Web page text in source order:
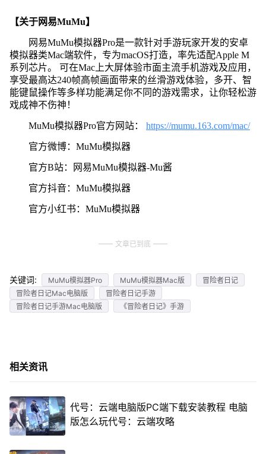
【关于网易MuMu】
网易MuMu模拟器Pro是一款针对手游玩家开发的安卓
模拟器类Mac端软件，专为macOS打造，率先适配Apple M
系列芯片。 可在Mac上大屏体验市面主流手机游戏及应用，
享受最高达240帧高帧画面带来的丝滑游戏体验，多开、智
能键鼠操作等多样功能满足你不同的游戏需求，让你轻松游
戏成神不伤神！
MuMu模拟器Pro官方网站： https://mumu.163.com/mac/
官方微博：MuMu模拟器
官方B站：网易MuMu模拟器-Mu酱
官方抖音：MuMu模拟器
官方小红书：MuMu模拟器
文章已到底
关键词: MuMu模拟器Pro MuMu模拟器Mac版
冒险者日记
冒险者日记Mac电脑版
冒险者日记手游
冒险者日记手游Mac电脑版
《冒险者日记》手游
相关资讯
代号：云端电脑版PC端下载安装教程 电脑
版怎么玩代号：云端攻略